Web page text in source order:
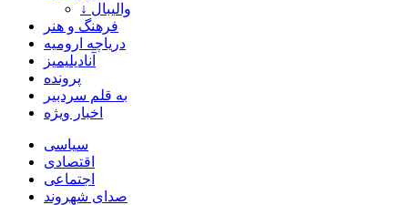
↓ والیبال
فرهنگ و هنر
دریاچه ارومیه
آنادیلیمیز
پرونده
به قلم سردبیر
اخبار ویژه
سیاسی
اقتصادی
اجتماعی
صدای شهروند